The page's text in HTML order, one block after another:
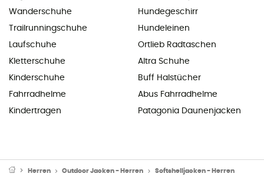
Wanderschuhe
Trailrunningschuhe
Laufschuhe
Kletterschuhe
Kinderschuhe
Fahrradhelme
Kindertragen
Hundegeschirr
Hundeleinen
Ortlieb Radtaschen
Altra Schuhe
Buff Halstücher
Abus Fahrradhelme
Patagonia Daunenjacken
Herren Outdoor Jacken - Herren Softshelljacken - Herren